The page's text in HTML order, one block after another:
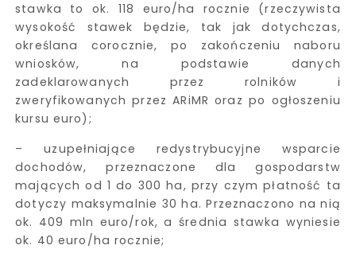
stawka to ok. 118 euro/ha rocznie (rzeczywista
wysokość stawek będzie, tak jak dotychczas,
określana corocznie, po zakończeniu naboru
wniosków, na podstawie danych
zadeklarowanych przez rolników i
zweryfikowanych przez ARiMR oraz po ogłoszeniu
kursu euro);
– uzupełniające redystrybucyjne wsparcie
dochodów, przeznaczone dla gospodarstw
mających od 1 do 300 ha, przy czym płatność ta
dotyczy maksymalnie 30 ha. Przeznaczono na nią
ok. 409 mln euro/rok, a średnia stawka wyniesie
ok. 40 euro/ha rocznie;